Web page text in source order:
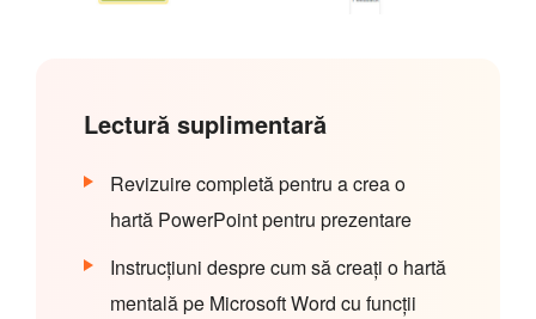
Lectură suplimentară
Revizuire completă pentru a crea o
hartă PowerPoint pentru prezentare
Instrucțiuni despre cum să creați o hartă
mentală pe Microsoft Word cu funcții